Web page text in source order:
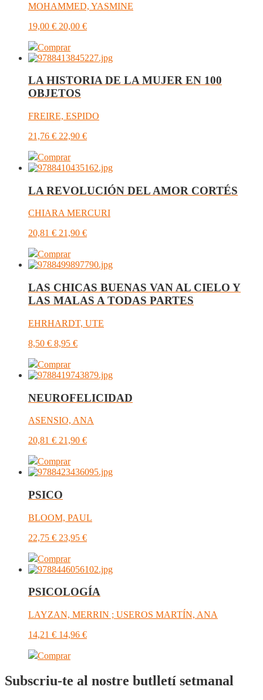
MOHAMMED, YASMINE
19,00 € 20,00 €
Comprar
LA HISTORIA DE LA MUJER EN 100
OBJETOS
FREIRE, ESPIDO
21,76 € 22,90 €
Comprar
LA REVOLUCIÓN DEL AMOR CORTÉS
CHIARA MERCURI
20,81 € 21,90 €
Comprar
LAS CHICAS BUENAS VAN AL CIELO Y
LAS MALAS A TODAS PARTES
EHRHARDT, UTE
8,50 € 8,95 €
Comprar
NEUROFELICIDAD
ASENSIO, ANA
20,81 € 21,90 €
Comprar
PSICO
BLOOM, PAUL
22,75 € 23,95 €
Comprar
PSICOLOGÍA
LAYZAN, MERRIN ; USEROS MARTÍN, ANA
14,21 € 14,96 €
Comprar
Subscriu-te al nostre butlletí setmanal